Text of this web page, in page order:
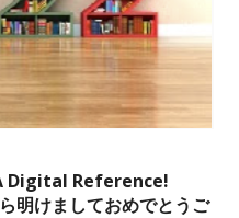
Digital Reference!
明けましておめでとうご